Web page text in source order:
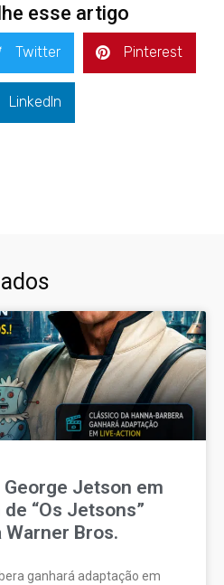
esse artigo
Twitter Pinterest
LinkedIn
Jetson em
“Os Jetsons”
Bros.
ganhará adaptação em